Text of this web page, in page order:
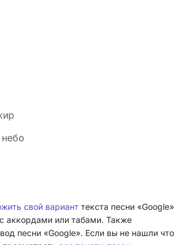
свой вариант текста песни «Google»
аккордами или табами. Также
песни «Google». Если вы не нашли что